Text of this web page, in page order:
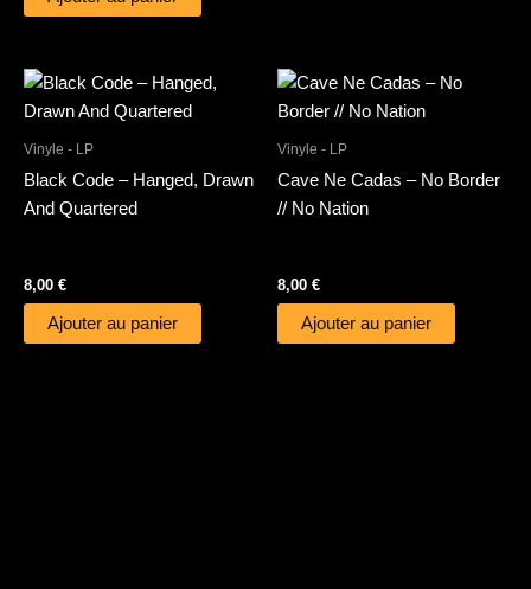
Vinyle - LP
Black Code – Hanged, Drawn
And Quartered
8,00 €
Ajouter au panier
Vinyle - LP
Cave Ne Cadas – No Border
// No Nation
8,00 €
Ajouter au panier